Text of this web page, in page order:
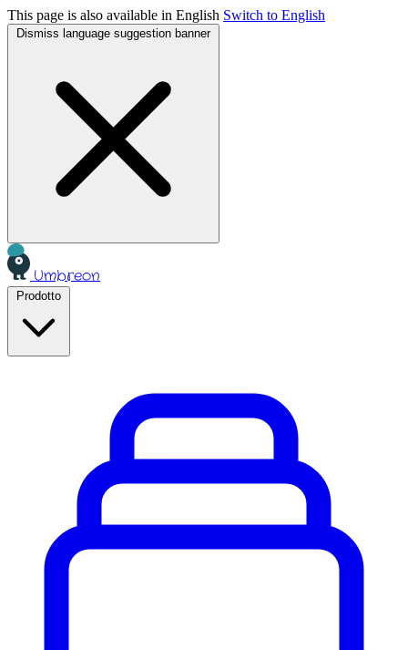
This page is also available in English Switch to English
Dismiss language suggestion banner
Umbreon